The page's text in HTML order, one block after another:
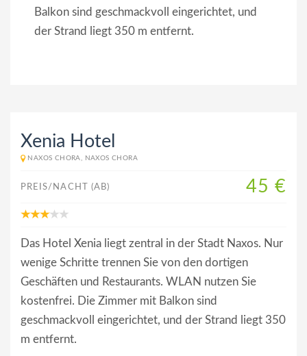
Balkon sind geschmackvoll eingerichtet, und
der Strand liegt 350 m entfernt.
Xenia Hotel
NAXOS CHORA, NAXOS CHORA
PREIS/NACHT (AB) 45 €
Das Hotel Xenia liegt zentral in der Stadt Naxos. Nur
wenige Schritte trennen Sie von den dortigen
Geschäften und Restaurants. WLAN nutzen Sie
kostenfrei. Die Zimmer mit Balkon sind
geschmackvoll eingerichtet, und der Strand liegt 350
m entfernt.